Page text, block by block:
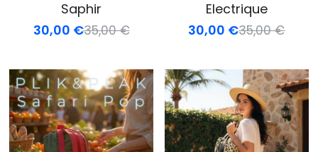
Saphir
30,00 €35,00 €
Electrique
30,00 €35,00 €